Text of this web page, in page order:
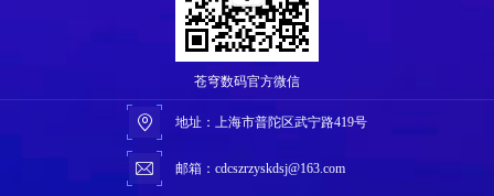
苍穹数码官方微信
地址：上海市普陀区武宁路419号
邮箱：cdcszrzyskdsj@163.com